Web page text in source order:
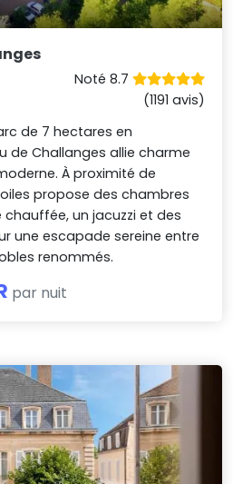
Noté 8.7
(1191 avis)
de 7 hectares en
de Challanges allie charme
À proximité de
propose des chambres
un jacuzzi et des
une escapade sereine entre
renommés.
par nuit